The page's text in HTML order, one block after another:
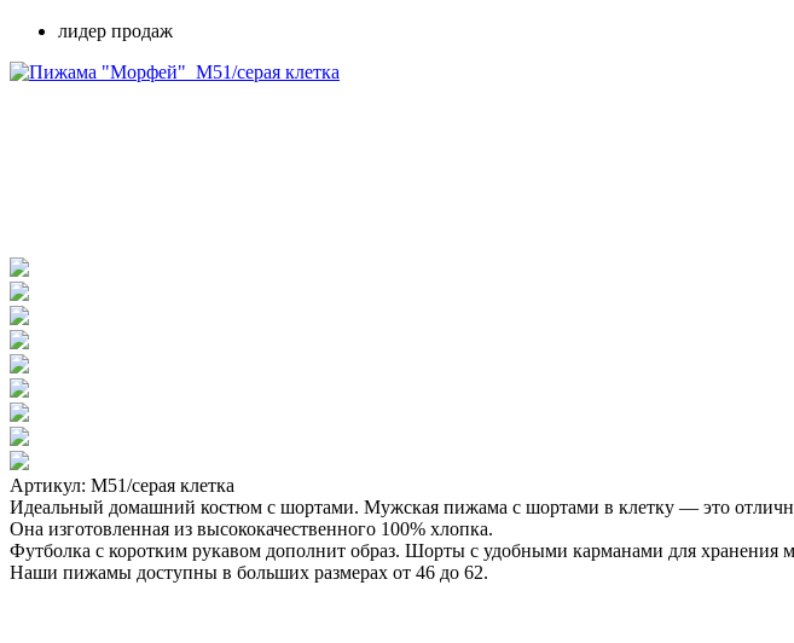
лидер продаж
Артикул: М51/серая клетка
Идеальный домашний костюм с шортами. Мужская пижама с шортами в клетку — это
Она изготовленная из высококачественного 100% хлопка.
Футболка с коротким рукавом дополнит образ. Шорты с удобными карманами для хранения
Наши пижамы доступны в больших размерах от 46 до 62.